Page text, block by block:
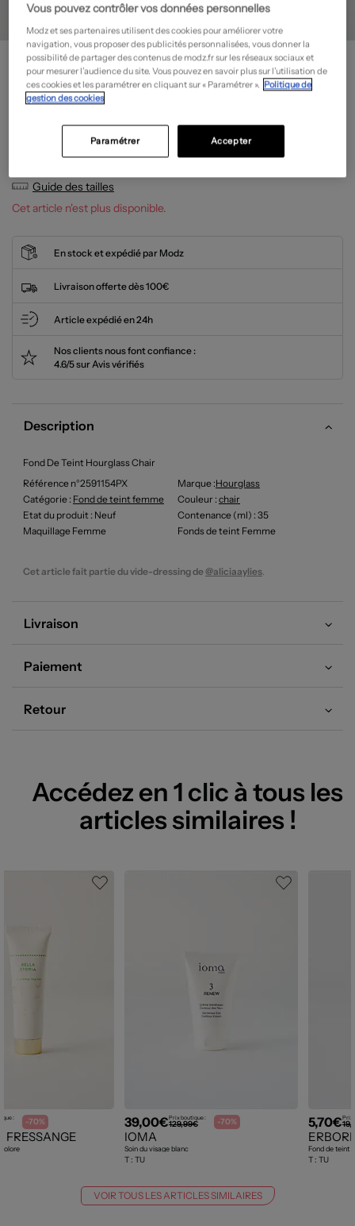
HOURGLASS
Fond de teint -Seconde main
16,80€
État: Neuf
Guide des tailles
Cet article n'est plus disponible.
En stock et expédié par Modz
Livraison offerte dès 100€
Article expédié en 24h
Nos clients nous font confiance :
4.6/5 sur Avis vérifiés
Description
Fond De Teint Hourglass Chair
Référence n°2591154PX
Marque :Hourglass
Catégorie : Fond de teint femme Couleur : chair
Etat du produit : Neuf Contenance (ml) : 35
Maquillage Femme
Fonds de teint Femme
Cet article fait partie du vide-dressing de@aliciaaylies.
Livraison
Paiement
Retour
Accédez en 1 clic à tous les
articles similaires !
: -70%
FRESSANGE
39,00€Prix boutique :
129,99€ -70%
IOMA
Soin du visage blanc
T : TU
5,70€Prix
Fond de teint
T : TU
VOIR TOUS LES ARTICLES SIMILAIRES
Vous pouvez contrôler vos données personnelles
Modz et ses partenaires utilisent des cookies pour améliorer votre
navigation, vous proposer des publicités personnalisées, vous donner la
possibilité de partager des contenus de modz.fr sur les réseaux sociaux et
pour mesurer l’audience du site. Vous pouvez en savoir plus sur l’utilisation de
ces cookies et les paramétrer en cliquant sur « Paramétrer ». Politique de
gestion des cookies
Accepter
Paramétrer